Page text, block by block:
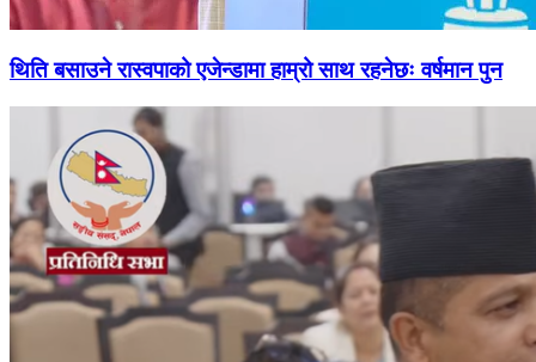
थिति बसाउने रास्वपाको एजेन्डामा हाम्रो साथ रहनेछः वर्षमान पुन